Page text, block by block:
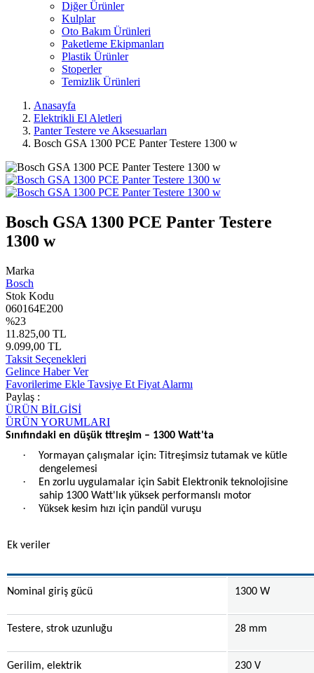
Diğer Ürünler
Kulplar
Oto Bakım Ürünleri
Paketleme Ekipmanları
Plastik Ürünler
Stoperler
Temizlik Ürünleri
Anasayfa
Elektrikli El Aletleri
Panter Testere ve Aksesuarları
Bosch GSA 1300 PCE Panter Testere 1300 w
Bosch GSA 1300 PCE Panter Testere
1300 w
Marka
Bosch
Stok Kodu
060164E200
%23
11.825,00 TL
9.099,00 TL
Taksit Seçenekleri
Gelince Haber Ver
Favorilerime Ekle Tavsiye Et Fiyat Alarmı
Paylaş :
ÜRÜN BİLGİSİ
ÜRÜN YORUMLARI
Sınıfındaki en düşük titreşim – 1300 Watt'ta
·
Yormayan çalışmalar için: Titreşimsiz tutamak ve kütle
dengelemesi
·
En zorlu uygulamalar için Sabit Elektronik teknolojisine
sahip 1300 Watt'lık yüksek performanslı motor
· Yüksek kesim hızı için pandül vuruşu
Ek veriler
Nominal giriş gücü 1300 W
Testere, strok uzunluğu 28 mm
Gerilim, elektrik 230 V